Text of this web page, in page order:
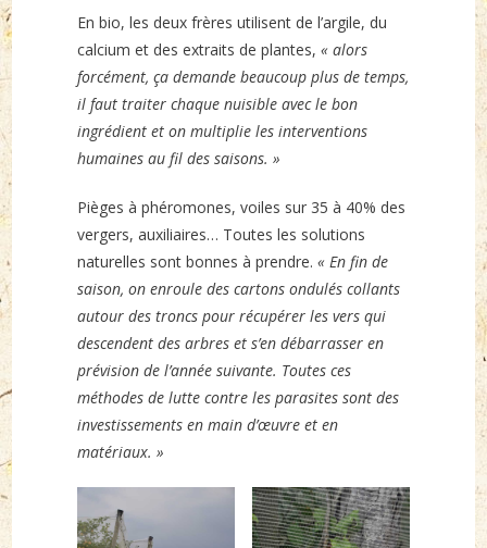
En bio, les deux frères utilisent de l’argile, du
calcium et des extraits de plantes,« alors
forcément, ça demande beaucoup plus de temps,
il faut traiter chaque nuisible avec le bon
ingrédient et on multiplie les interventions
humaines au fil des saisons. »
Pièges à phéromones, voiles sur 35 à 40% des
vergers, auxiliaires… Toutes les solutions
naturelles sont bonnes à prendre.« En fin de
saison, on enroule des cartons ondulés collants
autour des troncs pour récupérer les vers qui
descendent des arbres et s’en débarrasser en
prévision de l’année suivante. Toutes ces
méthodes de lutte contre les parasites sont des
investissements en main d’œuvre et en
matériaux. »